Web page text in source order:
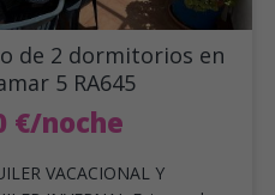
de 2 dormitorios en
5 RA645
€/noche
VACACIONAL Y